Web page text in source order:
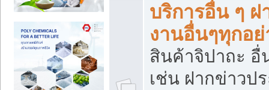
บริการอื่น ๆ
งานอื่นๆทุกอ
สินค้าจิปาถะ อื่
เช่น ฝากข่าวป